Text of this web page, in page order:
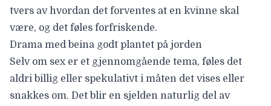
tvers av hvordan det forventes at en kvinne skal
være, og det føles forfriskende.
Drama med beina godt plantet på jorden
Selv om sex er et gjennomgående tema, føles det
aldri billig eller spekulativt i måten det vises eller
snakkes om. Det blir en sjelden naturlig del av